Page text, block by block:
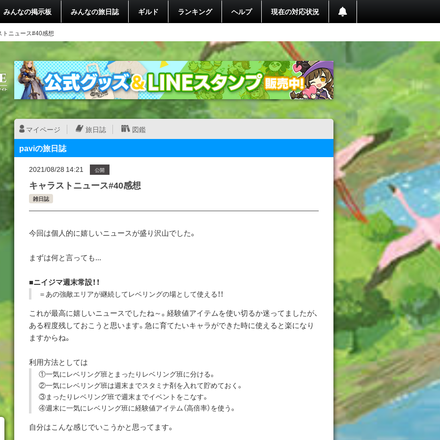
みんなの掲示板 みんなの旅日誌 ギルド ランキング ヘルプ 現在の対応状況
トニュース#40感想
マイページ 旅日誌 図鑑
paviの旅日誌
2021/08/28 14:21 公開
キャラストニュース#40感想
雑日誌
今回は個人的に嬉しいニュースが盛り沢山でした。
まずは何と言っても...
■ニイジマ週末常設！！
＝あの強敵エリアが継続してレベリングの場として使える！！
これが最高に嬉しいニュースでしたね～。経験値アイテムを使い切るか迷ってましたが、
ある程度残しておこうと思います。急に育てたいキャラができた時に使えると楽になり
ますからね。
利用方法としては
①一気にレベリング班とまったりレベリング班に分ける。
②一気にレベリング班は週末までスタミナ剤を入れて貯めておく。
③まったりレベリング班で週末までイベントをこなす。
④週末に一気にレベリング班に経験値アイテム（高倍率）を使う。
自分はこんな感じでいこうかと思ってます。